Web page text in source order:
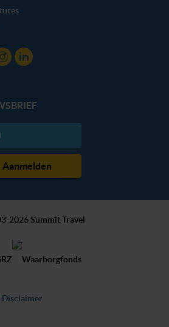
2026 Summit Travel
Disclaimer